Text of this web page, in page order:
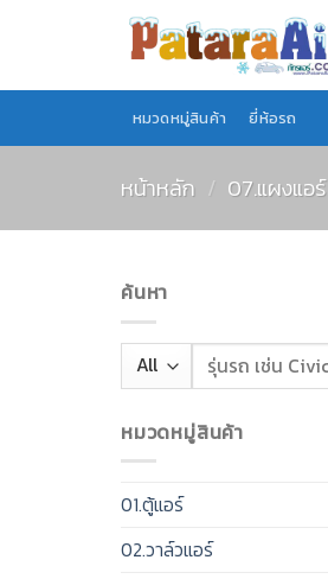
หมวดหมู่สินค้า ยี่ห้อรถ
หน้าหลัก / 07.แผงแอร์
ค้นหา
หมวดหมู่สินค้า
01.ตู้แอร์
02.วาล์วแอร์